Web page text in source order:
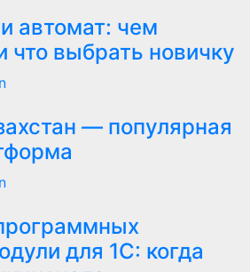
автомат: чем
что выбрать новичку
— популярная
для 1С: когда